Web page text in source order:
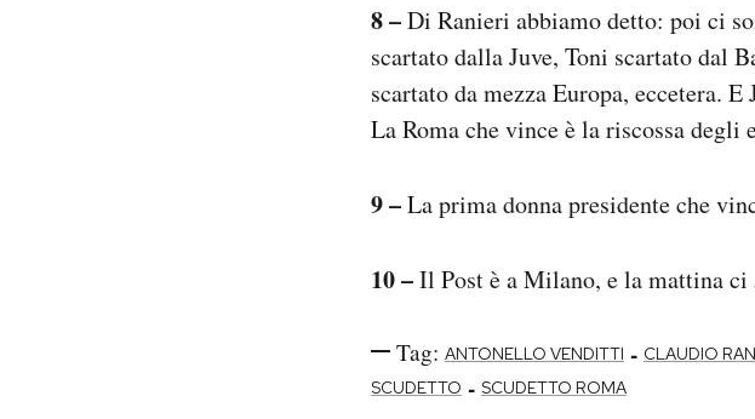
8 –Di Ranieri abbiamo detto: poi ci
scartato dalla Juve, Toni scartato dal
scartato da mezza Europa, eccetera.
La Roma che vince è la riscossa degli
9 –La prima donna presidente che
10 –Il Post è a Milano, e la mattina ci
Tag: ANTONELLO VENDITTI - CLAUDIO
SCUDETTO - SCUDETTO ROMA